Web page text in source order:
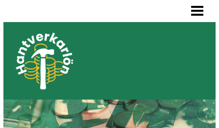
MÅLARE LÖN
SNICKARE LÖN
VVS-MONTÖR LÖN
ELEKTRIKER LÖN
BLOGG